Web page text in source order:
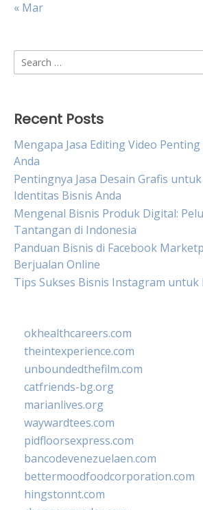
« Mar
Search
for:
Recent Posts
Mengapa Jasa Editing Video
Anda
Pentingnya Jasa Desain Grafis
Identitas Bisnis Anda
Mengenal Bisnis Produk Digital:
Tantangan di Indonesia
Panduan Bisnis di Facebook
Berjualan Online
Tips Sukses Bisnis Instagram untuk
okhealthcareers.com
theintexperience.com
unboundedthefilm.com
catfriends-bg.org
marianlives.org
waywardtees.com
pidfloorsexpress.com
bancodevenezuelaen.com
bettermoodfoodcorporation.com
hingstonnt.com